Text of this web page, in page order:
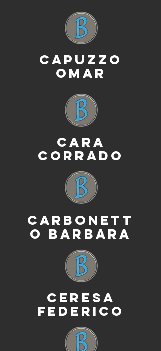
CAPUZZO
OMAR
CARA
CORRADO
CARBONETT
O BARBARA
CERESA
FEDERICO